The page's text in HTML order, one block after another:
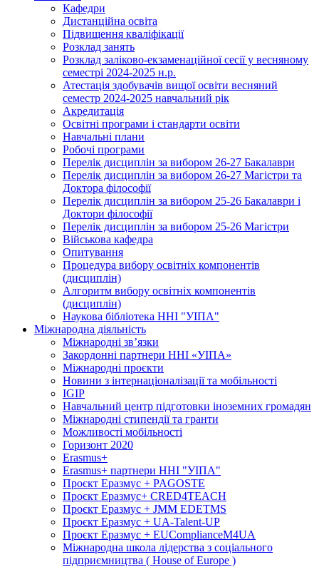
Кафедри
Дистанційна освіта
Підвищення кваліфікації
Розклад занять
Розклад заліково-екзаменаційної сесії у весняному
семестрі 2024-2025 н.р.
Атестація здобувачів вищої освіти весняний
семестр 2024-2025 навчальний рік
Акредитація
Освітні програми і стандарти освіти
Навчальні плани
Робочі програми
Перелік дисциплін за вибором 26-27 Бакалаври
Перелік дисциплін за вибором 26-27 Магістри та
Доктора філософії
Перелік дисциплін за вибором 25-26 Бакалаври і
Доктори філософії
Перелік дисциплін за вибором 25-26 Магістри
Військова кафедра
Опитування
Процедура вибору освітніх компонентів
(дисциплін)
Алгоритм вибору освітніх компонентів
(дисциплін)
Наукова бібліотека ННІ "УІПА"
Міжнародна діяльність
Міжнародні зв’язки
Закордонні партнери ННІ «УІПА»
Міжнародні проєкти
Новини з інтернаціоналізації та мобільності
IGIP
Навчальний центр підготовки іноземних громадян
Міжнародні стипендії та гранти
Можливості мобільності
Горизонт 2020
Erasmus+
Erasmus+ партнери ННІ "УІПА"
Проєкт Еразмус + PAGOSTE
Проєкт Еразмус+ CRED4TEACH
Проєкт Еразмус + JMM EDETMS
Проєкт Еразмус + UA-Talent-UP
Проєкт Еразмус + EUComplianceM4UA
Міжнародна школа лідерства з соціального
підприємництва ( House of Europe )